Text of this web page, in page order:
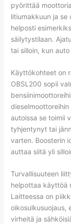
pyörittää
litiumakkuun ja se
helposti
säilytystilaan.
tai silloin, kun
Käyttökohteet on
OBSL200 sopii
autoissa se toimii
tyhjentynyt tai
varten. Boosterin
auttaa siitä yli
Turvallisuuteen
helpottaa käyttöä
Laitteessa on
oikosulkusuojaus,
virheitä ja